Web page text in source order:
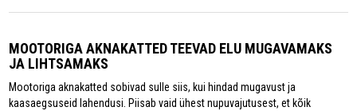
MOOTORIGA AKNAKATTED TEEVAD ELU MUGAVAMAKS
JA LIHTSAMAKS
Mootoriga aknakatted sobivad sulle siis, kui hindad mugavust ja
kaasaegsuseid lahendusi. Piisab vaid ühest nupuvajutusest, et kõik